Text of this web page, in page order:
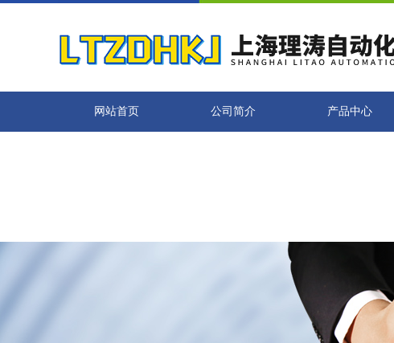
在线交流
您好！欢迎前来咨询，很高兴为您服务，请问您要咨询什么问题呢？
您好，看您停留很久了，是否找到了需求产品，您可以直接在线与我联系！
网站首页 公司简介 产品中心